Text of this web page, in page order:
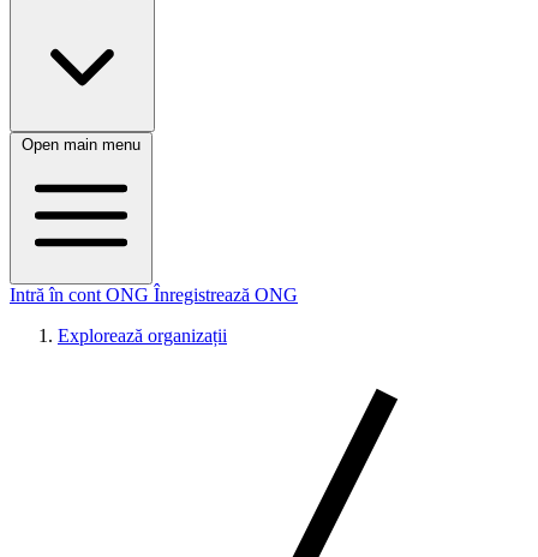
Open main menu
Intră în cont ONG Înregistrează ONG
Explorează organizații